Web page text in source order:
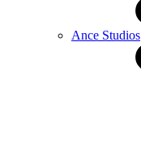
Ance Studios